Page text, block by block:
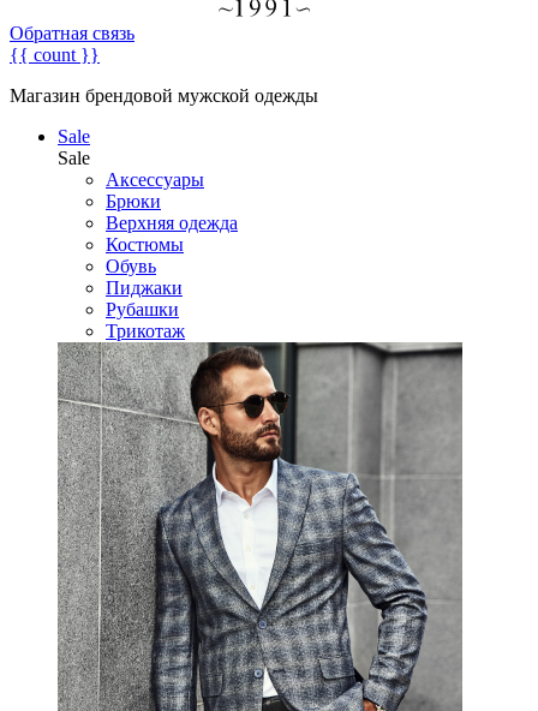
Обратная связь
{{ count }}
Магазин брендовой мужской одежды
Sale
Sale
Аксессуары
Брюки
Верхняя одежда
Костюмы
Обувь
Пиджаки
Рубашки
Трикотаж